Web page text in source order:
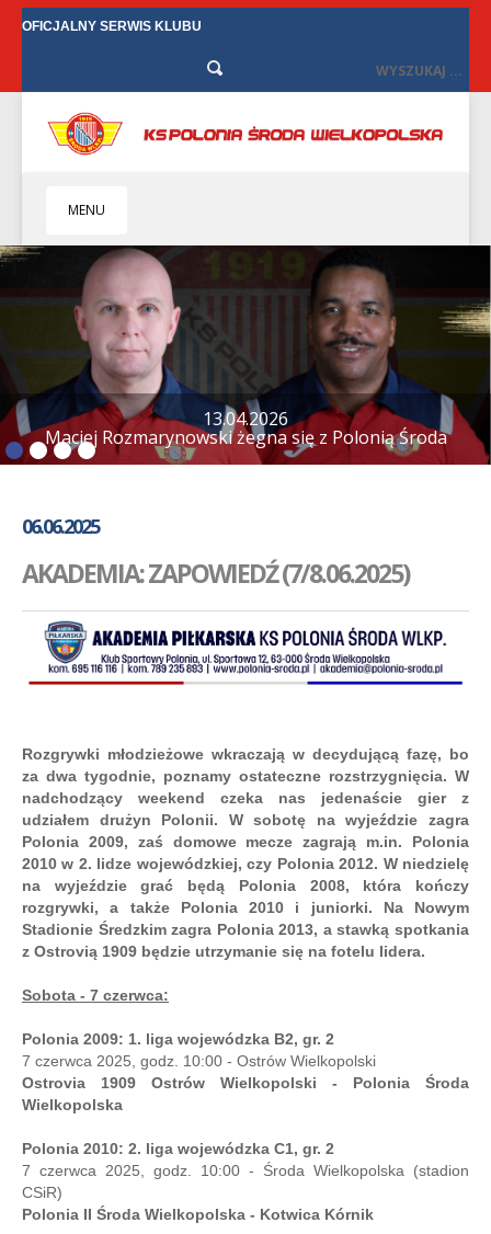
OFICJALNY SERWIS KLUBU
MENU
HOME
KLUB
BIZNES
SENIORZY
SENIORKI
BILETY
KONTAKT
SKLEP
PLAN TRENINGÓW
06.06.2025
AKADEMIA: ZAPOWIEDŹ (7/8.06.2025)
Rozgrywki młodzieżowe wkraczają w decydującą fazę, bo
za dwa tygodnie, poznamy ostateczne rozstrzygnięcia. W
nadchodzący weekend czeka nas jedenaście gier z
udziałem drużyn Polonii. W sobotę na wyjeździe zagra
Polonia 2009, zaś domowe mecze zagrają m.in. Polonia
2010 w 2. lidze wojewódzkiej, czy Polonia 2012. W niedzielę
na wyjeździe grać będą Polonia 2008, która kończy
rozgrywki, a także Polonia 2010 i juniorki. Na Nowym
Stadionie Średzkim zagra Polonia 2013, a stawką spotkania
z Ostrovią 1909 będzie utrzymanie się na fotelu lidera.
Sobota - 7 czerwca:
Polonia 2009: 1. liga wojewódzka B2, gr. 2
7 czerwca 2025, godz. 10:00 - Ostrów Wielkopolski
Ostrovia 1909 Ostrów Wielkopolski - Polonia Środa
Wielkopolska
Polonia 2010: 2. liga wojewódzka C1, gr. 2
7 czerwca 2025, godz. 10:00 - Środa Wielkopolska (stadion
CSiR)
Polonia II Środa Wielkopolska - Kotwica Kórnik